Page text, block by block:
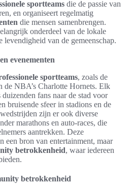
sportteams die de passie van
en organiseert regelmatig
die mensen samenbrengen.
onderdeel van de lokale
levendigheid van de gemeenschap.
evenementen
sportteams, zoals de
de NBA’s Charlotte Hornets. Elk
fans naar de stad voor
bruisende sfeer in stadions en de
zijn er ook diverse
marathons en auto-races, die
aantrekken. Deze
een bron van entertainment, maar
betrokkenheid, waar iedereen
betrokkenheid